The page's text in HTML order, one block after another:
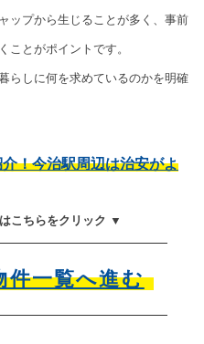
ップから生じることが多く、事前
ことがポイントです。
らしに何を求めているのかを明確
！今治駅周辺は治安がよ
こちらをクリック ▼
件一覧へ進む